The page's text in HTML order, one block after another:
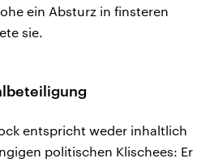
ein Absturz in finsteren
sie.
entspricht weder inhaltlich
politischen Klischees: Er